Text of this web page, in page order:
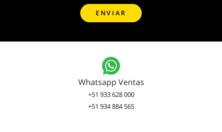
Whatsapp Ventas
+51 933 628 000
+51 934 884 565